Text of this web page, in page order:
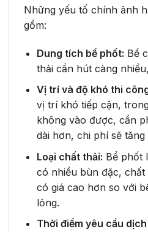
Những yếu tố chính ảnh
gồm:
Dung tích bể phốt: Bể
thải cần hút càng
Vị trí và độ khó thi
vị trí khó tiếp cận,
không vào được, cần
dài hơn, chi phí sẽ tăng
Loại chất thải: Bể phốt
có nhiều bùn đặc,
có giá cao hơn so với
lỏng.
Thời điểm yêu cầu dịch